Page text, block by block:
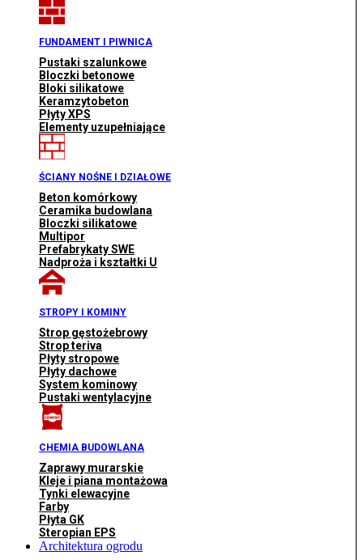
FUNDAMENT I PIWNICA
Pustaki szalunkowe
Bloczki betonowe
Bloki silikatowe
Keramzytobeton
Płyty XPS
Elementy uzupełniające
ŚCIANY NOŚNE I DZIAŁOWE
Beton komórkowy
Ceramika budowlana
Bloczki silikatowe
Multipor
Prefabrykaty SWE
Nadproża i kształtki U
STROPY I KOMINY
Strop gęstożebrowy
Strop teriva
Płyty stropowe
Płyty dachowe
System kominowy
Pustaki wentylacyjne
CHEMIA BUDOWLANA
Zaprawy murarskie
Kleje i piana montażowa
Tynki elewacyjne
Farby
Płyta GK
Steropian EPS
Architektura ogrodu